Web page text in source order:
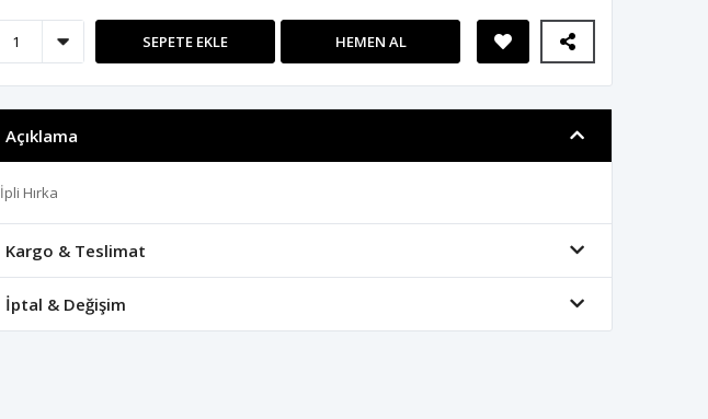
SEPETE EKLE HEMEN AL
Açıklama
İpli Hırka
Kargo & Teslimat
İptal & Değişim